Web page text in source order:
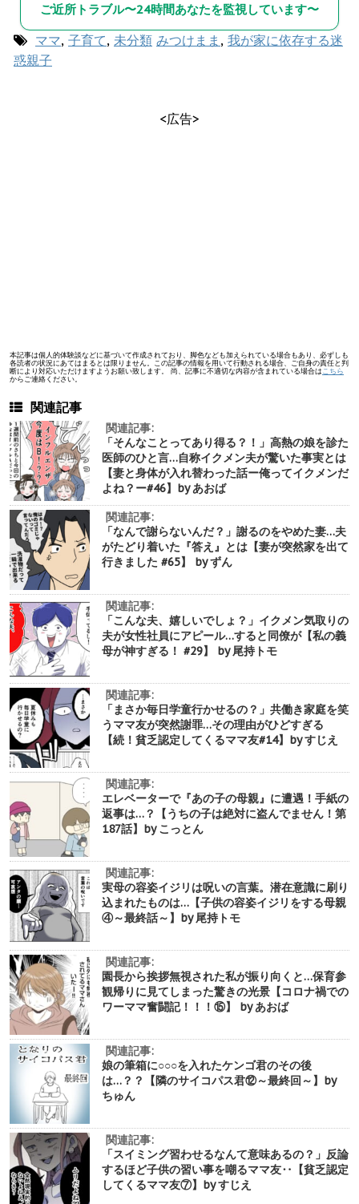
ご近所トラブル〜24時間あなたを監視しています〜
ママ, 子育て, 未分類 みつけまま , 我が家に依存する迷
惑親子
<広告>
本記事は個人的体験談などに基づいて作成されており、脚色なども加えられている場合もあり、必ずしも
各読者の状況にあてはまるとは限りません。この記事の情報を用いて行動される場合、ご自身の責任と判
断により対応いただけますようお願い致します。 尚、記事に不適切な内容が含まれている場合は こちら
からご連絡ください。
関連記事
関連記事:
「そんなことってあり得る？！」高熱の娘を診た
医師のひと言…自称イクメン夫が驚いた事実とは
【妻と身体が入れ替わった話ー俺ってイクメンだ
よね？ー#46】by あおば
関連記事:
「なんで謝らないんだ？」謝るのをやめた妻…夫
がたどり着いた『答え』とは【妻が突然家を出て
行きました #65】 by ずん
関連記事:
「こんな夫、嬉しいでしょ？」イクメン気取りの
夫が女性社員にアピール…すると同僚が【私の義
母が神すぎる！ #29】 by 尾持トモ
関連記事:
「まさか毎日学童行かせるの？」共働き家庭を笑
うママ友が突然謝罪…その理由がひどすぎる
【続！貧乏認定してくるママ友#14】by すじえ
関連記事:
エレベーターで『あの子の母親』に遭遇！手紙の
返事は…？【うちの子は絶対に盗んでません！第
187話】by こっとん
関連記事:
実母の容姿イジリは呪いの言葉。潜在意識に刷り
込まれたものは…【子供の容姿イジリをする母親
④～最終話～】by 尾持トモ
関連記事:
園長から挨拶無視された私が振り向くと…保育参
観帰りに見てしまった驚きの光景【コロナ禍での
ワーママ奮闘記！！！⑮】 by あおば
関連記事:
娘の筆箱に○○○を入れたケンゴ君のその後
は…？？【隣のサイコパス君⑫～最終回～】by
ちゅん
関連記事:
「スイミング習わせるなんて意味あるの？」反論
するほど子供の習い事を嘲るママ友‥【貧乏認定
してくるママ友⑦】by すじえ